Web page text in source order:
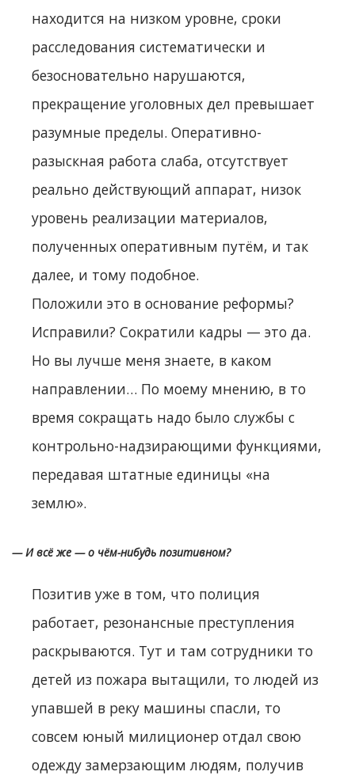
находится на низком уровне, сроки
расследования систематически и
безосновательно нарушаются,
прекращение уголовных дел превышает
разумные пределы. Оперативно-
разыскная работа слаба, отсутствует
реально действующий аппарат, низок
уровень реализации материалов,
полученных оперативным путём, и так
далее, и тому подобное.
Положили это в основание реформы?
Исправили? Сократили кадры — это да.
Но вы лучше меня знаете, в каком
направлении… По моему мнению, в то
время сокращать надо было службы с
контрольно-надзирающими функциями,
передавая штатные единицы «на
землю».
— И всё же — о чём-нибудь позитивном?
Позитив уже в том, что полиция
работает, резонансные преступления
раскрываются. Тут и там сотрудники то
детей из пожара вытащили, то людей из
упавшей в реку машины спасли, то
совсем юный милиционер отдал свою
одежду замерзающим людям, получив